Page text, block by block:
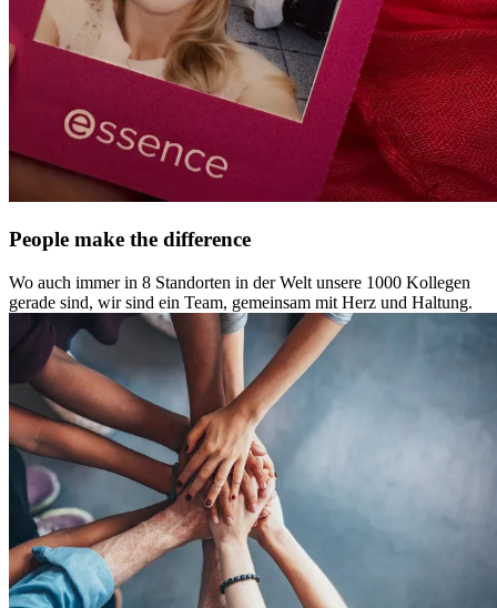
People make the difference
Wo auch immer in 8 Standorten in der Welt unsere 1000 Kollegen
gerade sind, wir sind ein Team, gemeinsam mit Herz und Haltung.